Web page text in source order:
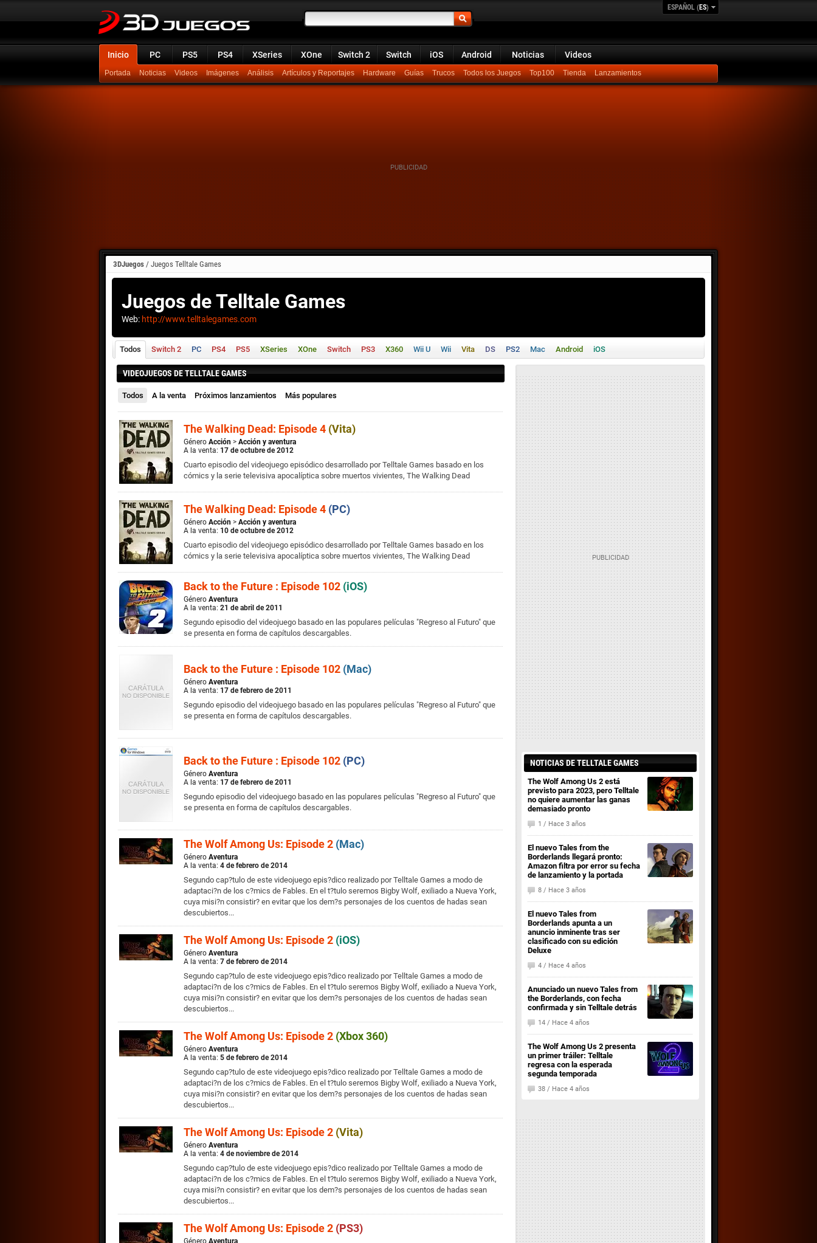
ESPAÑOL (ES)
Inicio PC PS5 PS4 XSeries XOne Switch 2 Switch iOS Android Noticias Videos
Portada Noticias Videos Imágenes Análisis Artículos y Reportajes Hardware Guías Trucos Todos los Juegos Top100 Lanzamientos
3DJuegos / Juegos Telltale Games
Juegos de Telltale Games
Web: http://www.telltalegames.com
Todos Switch 2 PC PS4 PS5 XSeries XOne Switch PS3 X360 Wii U Wii Vita DS PS2 Mac Android iOS
VIDEOJUEGOS DE TELLTALE GAMES
Todos A la venta Próximos lanzamientos Más populares
The Walking Dead: Episode 4 (Vita)
Género Acción > Acción y aventura
A la venta: 17 de octubre de 2012
Cuarto episodio del videojuego episódico desarrollado por Telltale Games basado en los
cómics y la serie televisiva apocalíptica sobre muertos vivientes, The Walking Dead
The Walking Dead: Episode 4 (PC)
Género Acción > Acción y aventura
A la venta: 10 de octubre de 2012
Cuarto episodio del videojuego episódico desarrollado por Telltale Games basado en los
cómics y la serie televisiva apocalíptica sobre muertos vivientes, The Walking Dead
Back to the Future : Episode 102 (iOS)
Género Aventura
A la venta: 21 de abril de 2011
Segundo episodio del videojuego basado en las populares películas "Regreso al Futuro" que
se presenta en forma de capítulos descargables.
Back to the Future : Episode 102 (Mac)
Género Aventura
A la venta: 17 de febrero de 2011
Segundo episodio del videojuego basado en las populares películas "Regreso al Futuro" que
se presenta en forma de capítulos descargables.
Back to the Future : Episode 102 (PC)
Género Aventura
A la venta: 17 de febrero de 2011
Segundo episodio del videojuego basado en las populares películas "Regreso al Futuro" que
se presenta en forma de capítulos descargables.
The Wolf Among Us: Episode 2 (Mac)
Género Aventura
A la venta: 4 de febrero de 2014
Segundo cap?tulo de este videojuego epis?dico realizado por Telltale Games a modo de
adaptaci?n de los c?mics de Fables. En el t?tulo seremos Bigby Wolf, exiliado a Nueva York,
cuya misi?n consistir? en evitar que los dem?s personajes de los cuentos de hadas sean
descubiertos...
The Wolf Among Us: Episode 2 (iOS)
Género Aventura
A la venta: 7 de febrero de 2014
Segundo cap?tulo de este videojuego epis?dico realizado por Telltale Games a modo de
adaptaci?n de los c?mics de Fables. En el t?tulo seremos Bigby Wolf, exiliado a Nueva York,
cuya misi?n consistir? en evitar que los dem?s personajes de los cuentos de hadas sean
descubiertos...
The Wolf Among Us: Episode 2 (Xbox 360)
Género Aventura
A la venta: 5 de febrero de 2014
Segundo cap?tulo de este videojuego epis?dico realizado por Telltale Games a modo de
adaptaci?n de los c?mics de Fables. En el t?tulo seremos Bigby Wolf, exiliado a Nueva York,
cuya misi?n consistir? en evitar que los dem?s personajes de los cuentos de hadas sean
descubiertos...
The Wolf Among Us: Episode 2 (Vita)
Género Aventura
A la venta: 4 de noviembre de 2014
Segundo cap?tulo de este videojuego epis?dico realizado por Telltale Games a modo de
adaptaci?n de los c?mics de Fables. En el t?tulo seremos Bigby Wolf, exiliado a Nueva York,
cuya misi?n consistir? en evitar que los dem?s personajes de los cuentos de hadas sean
descubiertos...
The Wolf Among Us: Episode 2 (PS3)
Género Aventura
NOTICIAS DE TELLTALE GAMES
The Wolf Among Us 2 está
previsto para 2023, pero Telltale
no quiere aumentar las ganas
demasiado pronto
1 / 3 años
El nuevo Tales from the
Borderlands llegará pronto:
Amazon filtra por error su fecha
de lanzamiento y la portada
8 / 3 años
El nuevo Tales from
Borderlands apunta a un
anuncio inminente tras ser
clasificado con su edición
Deluxe
4 / 4 años
Anunciado un nuevo Tales from
the Borderlands, con fecha
confirmada y sin Telltale detrás
14 / 4 años
The Wolf Among Us 2 presenta
un primer tráiler: Telltale
regresa con la esperada
segunda temporada
38 / 4 años